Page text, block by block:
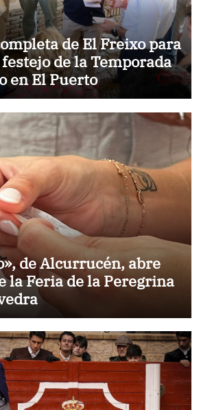
de El Freixo para
de la Temporada
en El Puerto
de Alcurrucén, abre
la Feria de la Peregrina